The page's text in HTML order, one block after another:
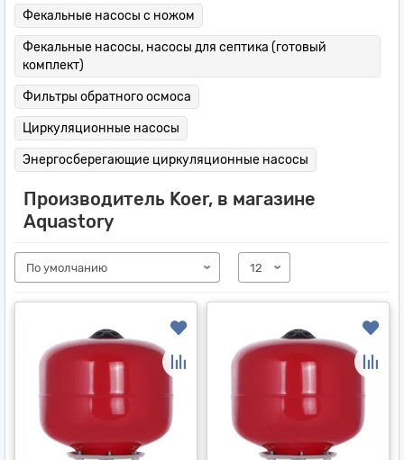
Фекальные насосы с ножом
Фекальные насосы, насосы для септика (готовый
комплект)
Фильтры обратного осмоса
Циркуляционные насосы
Энергосберегающие циркуляционные насосы
Производитель Koer, в магазине
Aquastory